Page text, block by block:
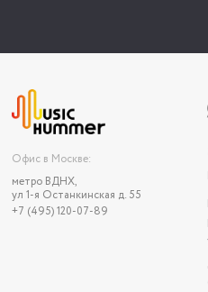
Офис в Москве:
метро ВДНХ,
ул 1-я Останкинская д. 55
+7 (495) 120-07-89